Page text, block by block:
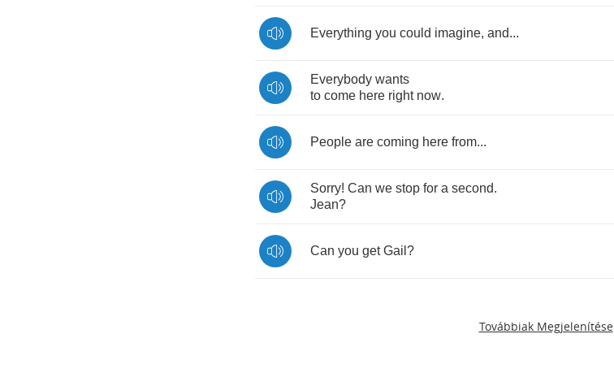
Everything you could imagine, and...
Everybody wants
to come here right now.
People are coming here from...
Sorry! Can we stop for a second.
Jean?
Can you get Gail ?
Továbbiak Megjelenítése